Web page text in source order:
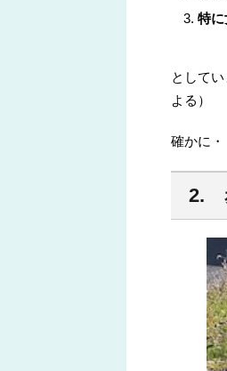
特
として
よる）
確かに・
2.